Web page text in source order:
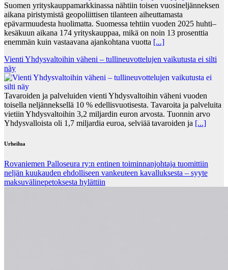
Suomen yrityskauppamarkkinassa nähtiin toisen vuosineljänneksen
aikana piristymistä geopoliittisen tilanteen aiheuttamasta
epävarmuudesta huolimatta. Suomessa tehtiin vuoden 2025 huhti–
kesäkuun aikana 174 yrityskauppaa, mikä on noin 13 prosenttia
enemmän kuin vastaavana ajankohtana vuotta [...]
Vienti Yhdysvaltoihin väheni – tullineuvottelujen vaikutusta ei silti
näy
Tavaroiden ja palveluiden vienti Yhdysvaltoihin väheni vuoden
toisella neljänneksellä 10 % edellisvuotisesta. Tavaroita ja palveluita
vietiin Yhdysvaltoihin 3,2 miljardin euron arvosta. Tuonnin arvo
Yhdysvalloista oli 1,7 miljardia euroa, selviää tavaroiden ja [...]
Urheilua
Rovaniemen Palloseura ry:n entinen toiminnanjohtaja tuo­mit­tiin
neljän kuu­kau­den eh­dol­li­seen van­keu­teen ka­val­luk­ses­ta – syyte
mak­su­vä­li­ne­pe­tok­ses­ta hy­lät­tiin